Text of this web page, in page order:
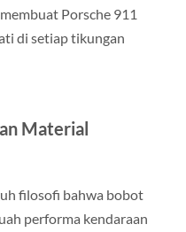
Porsche 911
di setiap tikungan
Material
filosofi bahwa bobot
performa kendaraan